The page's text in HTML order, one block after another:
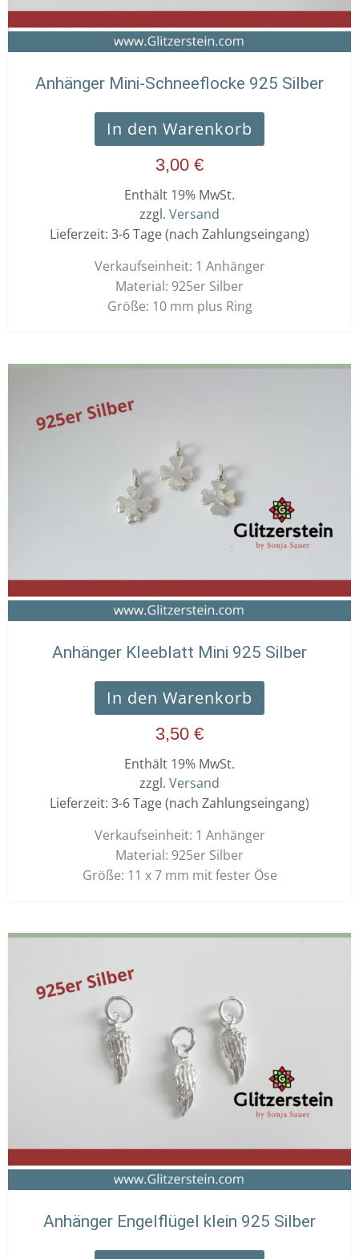
Anhänger Mini-Schneeflocke 925 Silber
In den Warenkorb
3,00 €
Enthält 19% MwSt.
zzgl. Versand
Lieferzeit: 3-6 Tage (nach Zahlungseingang)
Verkaufseinheit: 1 Anhänger
Material: 925er Silber
Größe: 10 mm plus Ring
Anhänger Kleeblatt Mini 925 Silber
In den Warenkorb
3,50 €
Enthält 19% MwSt.
zzgl. Versand
Lieferzeit: 3-6 Tage (nach Zahlungseingang)
Verkaufseinheit: 1 Anhänger
Material: 925er Silber
Größe: 11 x 7 mm mit fester Öse
Anhänger Engelflügel klein 925 Silber